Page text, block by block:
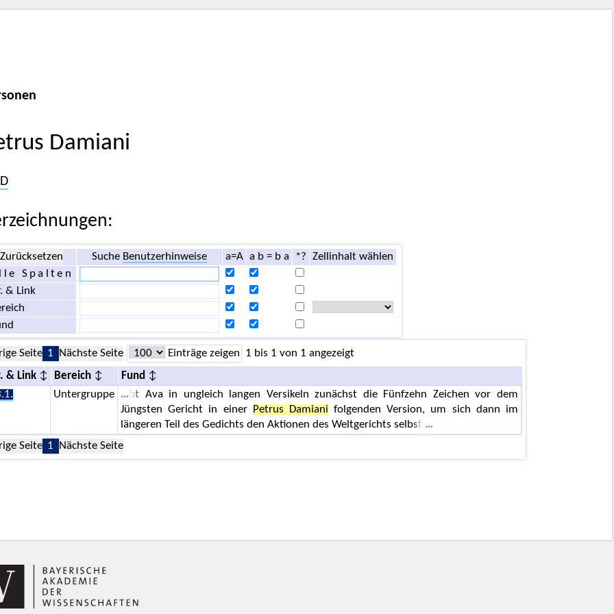
Damiani
Zurücksetzen Suche Benutzerhinweise a=A a b = b a *?
Zellinhalt wählen
Spalten
& Link
Seite 1 Nächste Seite Einträge zeigen 1 bis 1 von 1 angezeigt
& Link Bereich
Fund
Untergruppe
bt Ava in ungleich langen Versikeln zunächst die Fünfzehn Zeichen vor dem
Jüngsten Gericht in einer
Petrus Damiani folgenden Version, um sich dann im
längeren Teil des Gedichts den Aktionen des Weltgerichts selbst
Seite 1 Nächste Seite